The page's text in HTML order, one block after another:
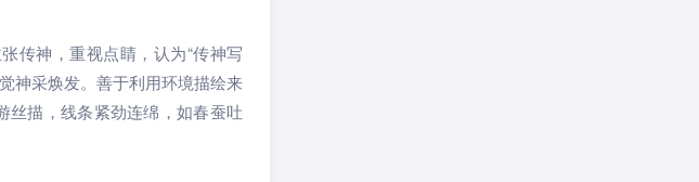
传神，重视点睛，认为“传神写
神采焕发。善于利用环境描绘来
丝描，线条紧劲连绵，如春蚕吐